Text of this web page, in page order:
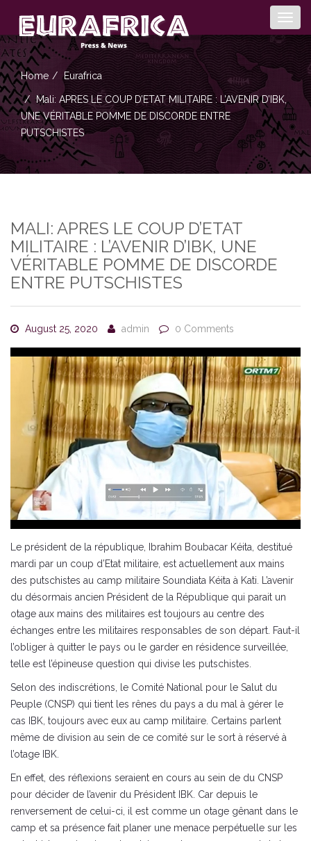
Home Eurafrica
Mali: APRES LE COUP D’ETAT MILITAIRE : L’AVENIR D’IBK,
UNE VÉRITABLE POMME DE DISCORDE ENTRE
PUTSCHISTES
MALI: APRES LE COUP D’ETAT
MILITAIRE : L’AVENIR D’IBK, UNE
VÉRITABLE POMME DE DISCORDE
ENTRE PUTSCHISTES
August 25, 2020 admin 0 Comments
Le président de la république, Ibrahim Boubacar Kéita, destitué
mardi par un coup d’Etat militaire, est actuellement aux mains
des putschistes au camp militaire Soundiata Kéita à Kati. L’avenir
du désormais ancien Président de la République qui parait un
otage aux mains des militaires est toujours au centre des
échanges entre les militaires responsables de son départ. Faut-il
l’obliger à quitter le pays ou le garder en résidence surveillée,
telle est l’épineuse question qui divise les putschistes.
Selon des indiscrétions, le Comité National pour le Salut du
Peuple (CNSP) qui tient les rênes du pays a du mal à gérer le
cas IBK, toujours avec eux au camp militaire. Certains parlent
même de division au sein de ce comité sur le sort à réservé à
l’otage IBK.
En effet, des réflexions seraient en cours au sein de du CNSP
pour décider de l’avenir du Président IBK. Car depuis le
renversement de celui-ci, il est comme un otage gênant dans le
camp et sa présence fait planer une menace perpétuelle sur les